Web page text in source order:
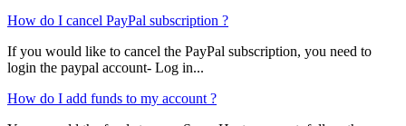
How do I cancel PayPal subscription ?
If you would like to cancel the PayPal subscription, you need to
login the paypal account- Log in...
How do I add funds to my account ?